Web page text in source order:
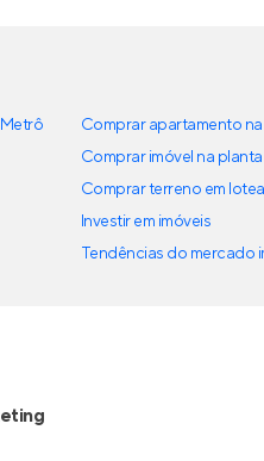
Comprar apartamento
Comprar imóvel na planta
Comprar terreno em
Investir em imóveis
Tendências do mercado